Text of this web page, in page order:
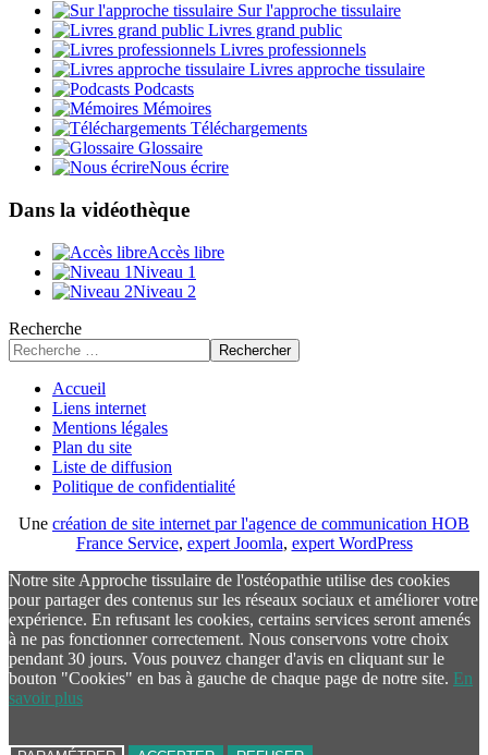
Sur l'approche tissulaire
Livres grand public
Livres professionnels
Livres approche tissulaire
Podcasts
Mémoires
Téléchargements
Glossaire
Nous écrire
Dans la vidéothèque
Accès libre
Niveau 1
Niveau 2
Recherche
Rechercher
Accueil
Liens internet
Mentions légales
Plan du site
Liste de diffusion
Politique de confidentialité
Une création de site internet par l'agence de communication HOB
France Service, expert Joomla, expert WordPress
Notre site Approche tissulaire de l'ostéopathie utilise des cookies
pour partager des contenus sur les réseaux sociaux et améliorer votre
expérience. En refusant les cookies, certains services seront amenés
à ne pas fonctionner correctement. Nous conservons votre choix
pendant 30 jours. Vous pouvez changer d'avis en cliquant sur le
bouton "Cookies" en bas à gauche de chaque page de notre site. En
savoir plus